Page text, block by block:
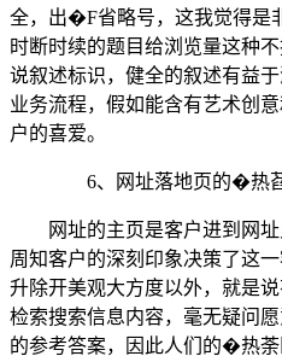
全，出�F省略号，这我觉得是
时断时续的题目给浏览量这种
说叙述标识，健全的叙述有益
业务流程，假如能含有艺术创
户的喜爱。
6、网址落地页的�热
网址的主页是客户进到网
周知客户的深刻印象决策了这
升除开美观大方度以外，就是
检索搜索信息内容，毫无疑问
的参考答案，因此人们的�热